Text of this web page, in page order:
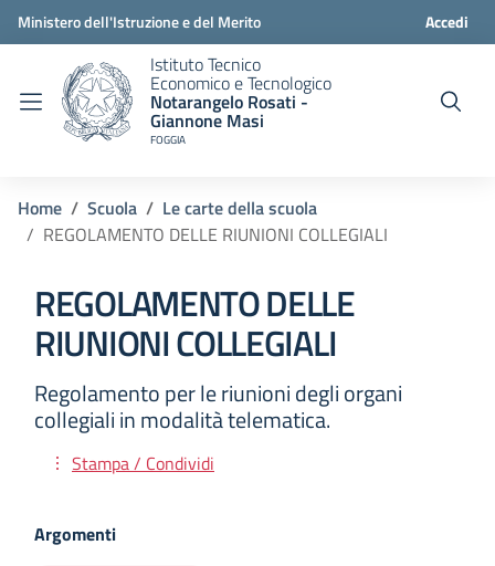
Ministero dell'Istruzione e del Merito Accedi
Istituto Tecnico
Economico e Tecnologico
Notarangelo Rosati -
Giannone Masi
FOGGIA
Home Scuola
Le carte della scuola
REGOLAMENTO DELLE RIUNIONI COLLEGIALI
REGOLAMENTO DELLE
RIUNIONI COLLEGIALI
Regolamento per le riunioni degli organi
collegiali in modalità telematica.
Stampa / Condividi
Argomenti